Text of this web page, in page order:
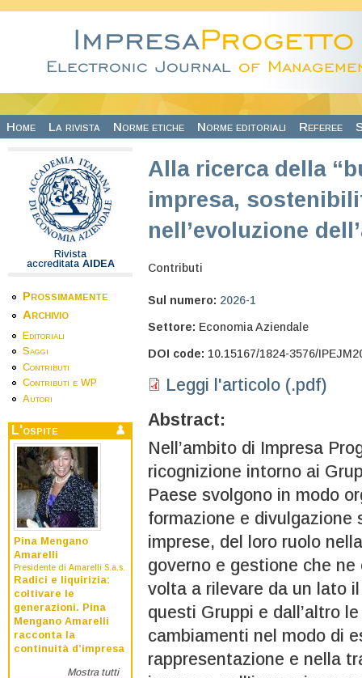
Home La rivista Norme etiche Norme editoriali Referee
Rivista
accreditata AIDEA
Prossimamente
Archivio
Editoriali
Saggi
Contributi
Contributi e WP
Autori
L'ospite
Pina Mengano
Amarelli
Presidente di Amarelli S.a.s.
Radici e liquirizia:
coltivare le
generazioni. Pina
Mengano Amarelli
racconta la
continuità d’impresa
Mostra tutti
Alla ricerca della
impresa,
nell’evoluzione
Contributi
Sul numero: 2026-1
Settore: Economia Aziendale
DOI code: 10.15167/1824-3576/
Leggi l'articolo (.pdf)
Abstract:
Nell’ambito di Impresa
ricognizione intorno ai
Paese svolgono in modo
formazione e divulgazione
imprese, del loro ruolo
governo e gestione che
volta a rilevare da un lato
questi Gruppi e dall’altro
cambiamenti nel modo di
rappresentazione e nella